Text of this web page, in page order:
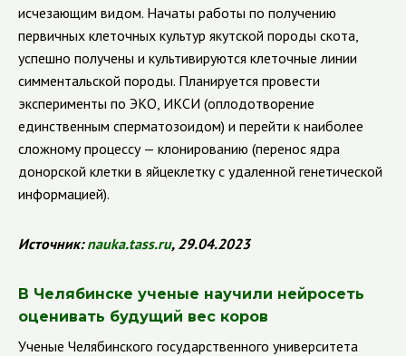
исчезающим видом. Начаты работы по получению
первичных клеточных культур якутской породы скота,
успешно получены и культивируются клеточные линии
симментальской породы. Планируется провести
эксперименты по ЭКО, ИКСИ (оплодотворение
единственным сперматозоидом) и перейти к наиболее
сложному процессу — клонированию (перенос ядра
донорской клетки в яйцеклетку с удаленной генетической
информацией).
Источник: nauka.tass.ru, 29.04.2023
В Челябинске ученые научили нейросеть
оценивать будущий вес коров
Ученые Челябинского государственного университета